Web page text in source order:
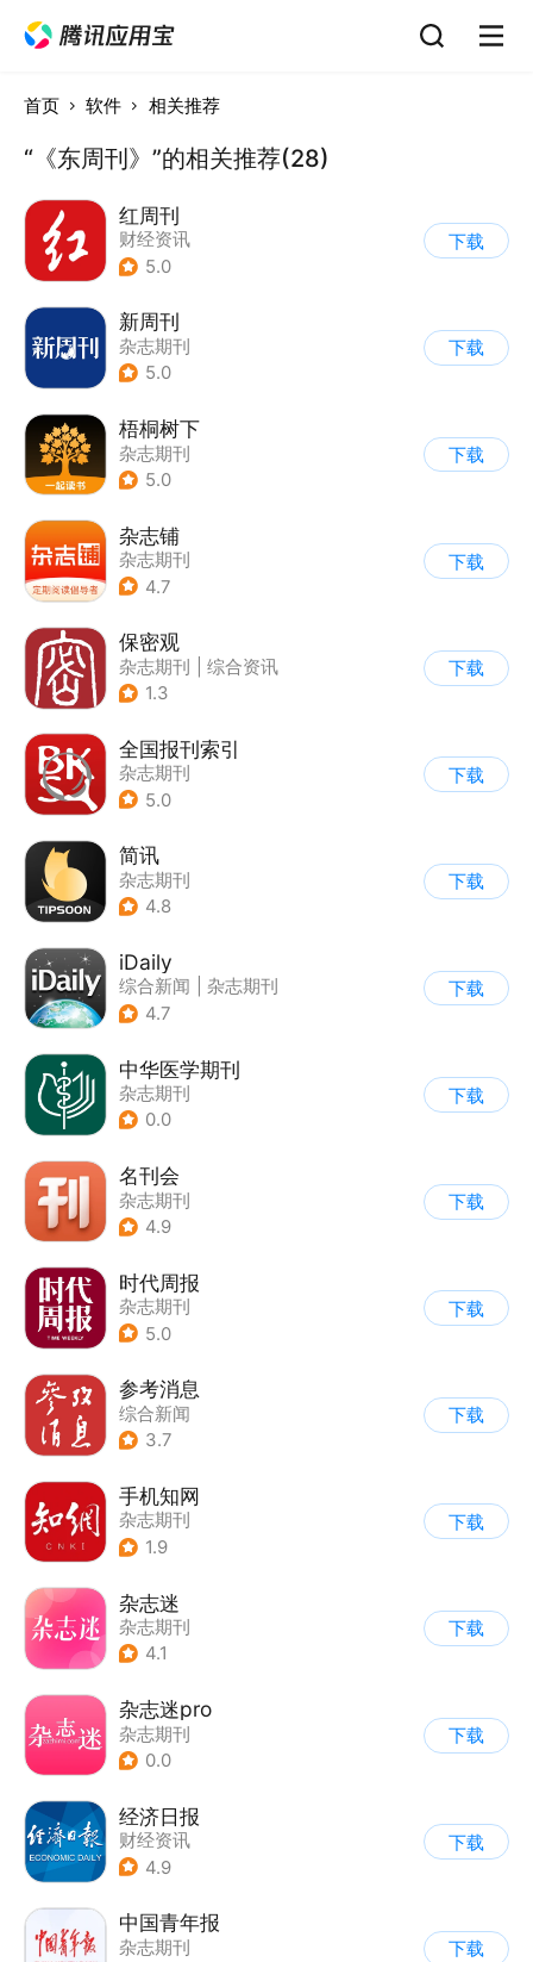
首页 软件 相关推荐
“《东周刊》”的相关推荐(28)
红周刊
财经资讯
5.0
下载
新周刊
杂志期刊
5.0
下载
梧桐树下
杂志期刊
5.0
下载
杂志铺
杂志期刊
4.7
下载
保密观
杂志期刊
综合资讯
1.3
下载
全国报刊索引
杂志期刊
5.0
下载
简讯
杂志期刊
4.8
下载
iDaily
综合新闻
杂志期刊
4.7
下载
中华医学期刊
杂志期刊
0.0
下载
名刊会
杂志期刊
4.9
下载
时代周报
杂志期刊
5.0
下载
参考消息
综合新闻
3.7
下载
手机知网
杂志期刊
1.9
下载
杂志迷
杂志期刊
4.1
下载
杂志迷pro
杂志期刊
0.0
下载
经济日报
财经资讯
4.9
下载
中国青年报
杂志期刊
下载